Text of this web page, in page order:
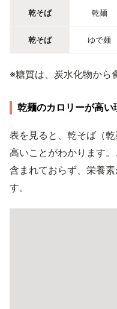
乾そば 乾麺
乾そば ゆで麺
※糖質は、炭水化物から
乾麺のカロリーが高い
表を見ると、乾そば（
高いことがわかります
含まれておらず、栄養
す。